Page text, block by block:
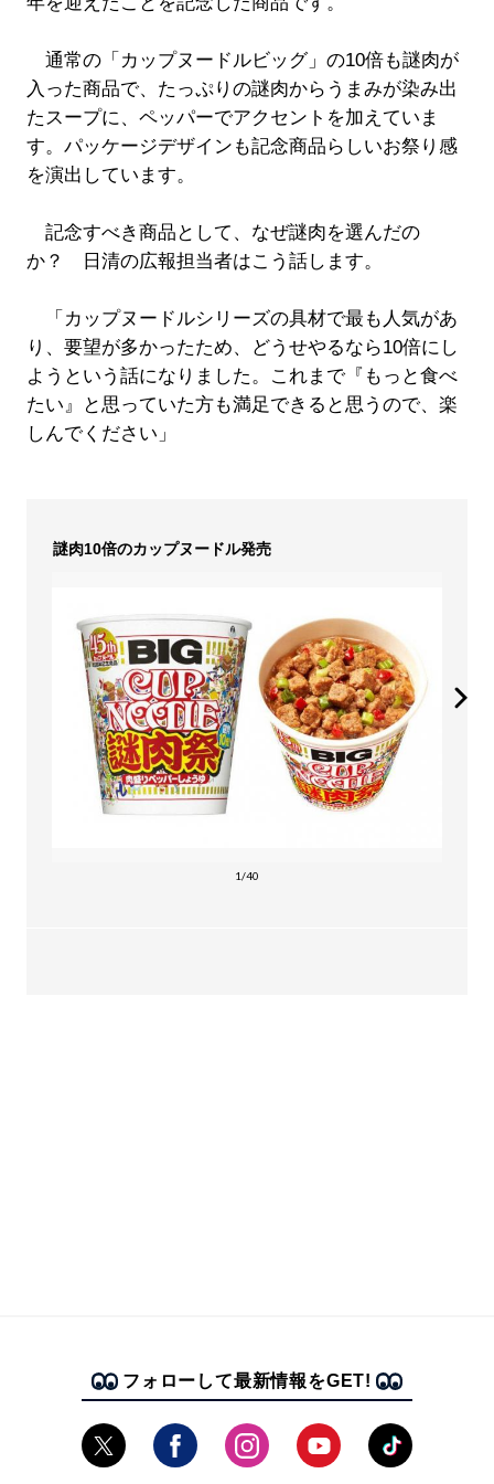
通常の「カップヌードルビッグ」の10倍も謎肉が
入った商品で、たっぷりの謎肉からうまみが染み出
たスープに、ペッパーでアクセントを加えていま
す。パッケージデザインも記念商品らしいお祭り感
を演出しています。
記念すべき商品として、なぜ謎肉を選んだの
か？ 日清の広報担当者はこう話します。
「カップヌードルシリーズの具材で最も人気があ
り、要望が多かったため、どうせやるなら10倍にし
ようという話になりました。これまで『もっと食べ
たい』と思っていた方も満足できると思うので、楽
しんでください」
謎肉10倍のカップヌードル発売
1/40
フォローして最新情報をGET!